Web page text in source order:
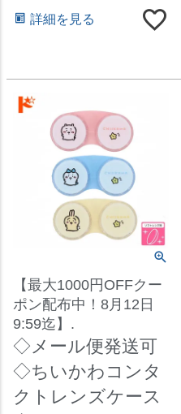
詳細を見る
【最大1000円OFFクー
ポン配布中！8月12日
9:59迄】.
◇メール便発送可
◇ちいかわコンタ
クトレンズケース